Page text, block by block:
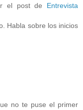
el post de Entrevista
Habla sobre los inicios
no te puse el primer